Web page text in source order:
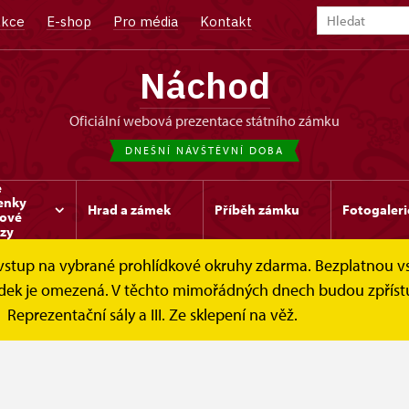
E-shop Pro média Kontakt
Náchod
oficiální webová prezentace státního zámku
DNEŠNÍ NÁVŠTĚVNÍ DOBA
Hrad a zámek Příběh zámku
na vybrané prohlídkové okruhy zdarma. Bezplatnou
je omezená. V těchto mimořádných dnech budou
Reprezentační sály a III. Ze sklepení na věž.